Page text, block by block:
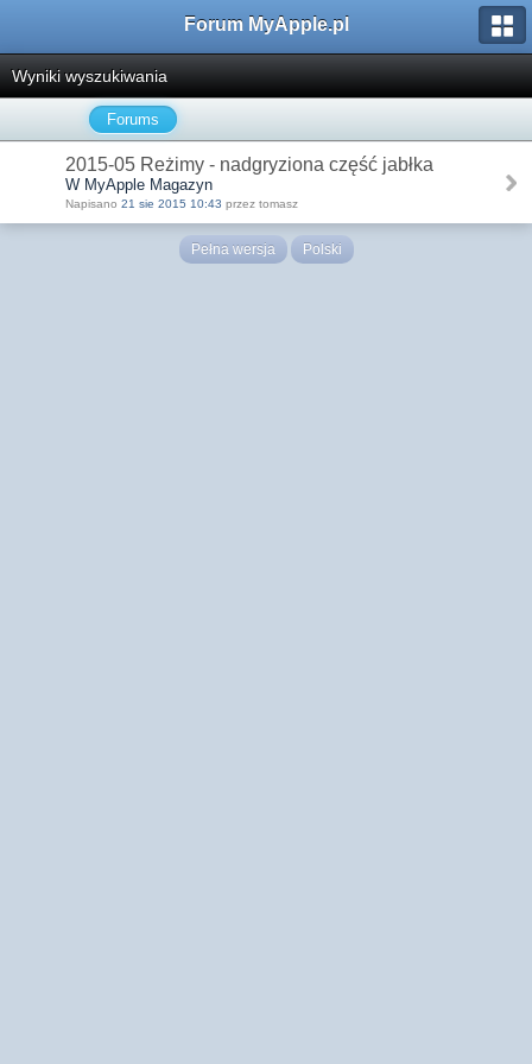
Forum MyApple.pl
Wyniki wyszukiwania
Forums
2015-05 Reżimy - nadgryziona część jabłka
W MyApple Magazyn
Napisano 21 sie 2015 10:43 przez tomasz
Pełna wersja Polski